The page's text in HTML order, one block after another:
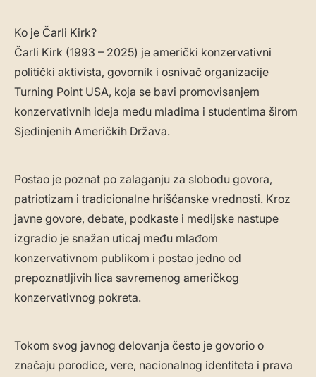
Ko je Čarli Kirk?
Čarli Kirk (1993 – 2025) je američki konzervativni
politički aktivista, govornik i osnivač organizacije
Turning Point USA, koja se bavi promovisanjem
konzervativnih ideja među mladima i studentima širom
Sjedinjenih Američkih Država.
Postao je poznat po zalaganju za slobodu govora,
patriotizam i tradicionalne hrišćanske vrednosti. Kroz
javne govore, debate, podkaste i medijske nastupe
izgradio je snažan uticaj među mlađom
konzervativnom publikom i postao jedno od
prepoznatljivih lica savremenog američkog
konzervativnog pokreta.
Tokom svog javnog delovanja često je govorio o
značaju porodice, vere, nacionalnog identiteta i prava